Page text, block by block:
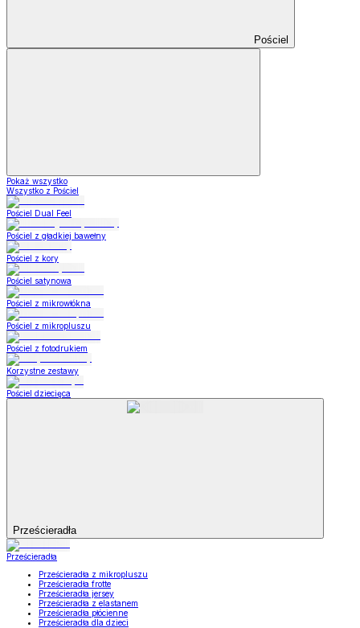
Pościel
Pokaż wszystko
Wszystko z Pościel
Pościel Dual Feel
Pościel z gładkiej bawełny
Pościel z kory
Pościel satynowa
Pościel z mikrowłókna
Pościel z mikropluszu
Pościel z fotodrukiem
Korzystne zestawy
Pościel dziecięca
Prześcieradła
Prześcieradła
Prześcieradła z mikropluszu
Prześcieradła frotte
Prześcieradła jersey
Prześcieradła z elastanem
Prześcieradła płócienne
Prześcieradła dla dzieci